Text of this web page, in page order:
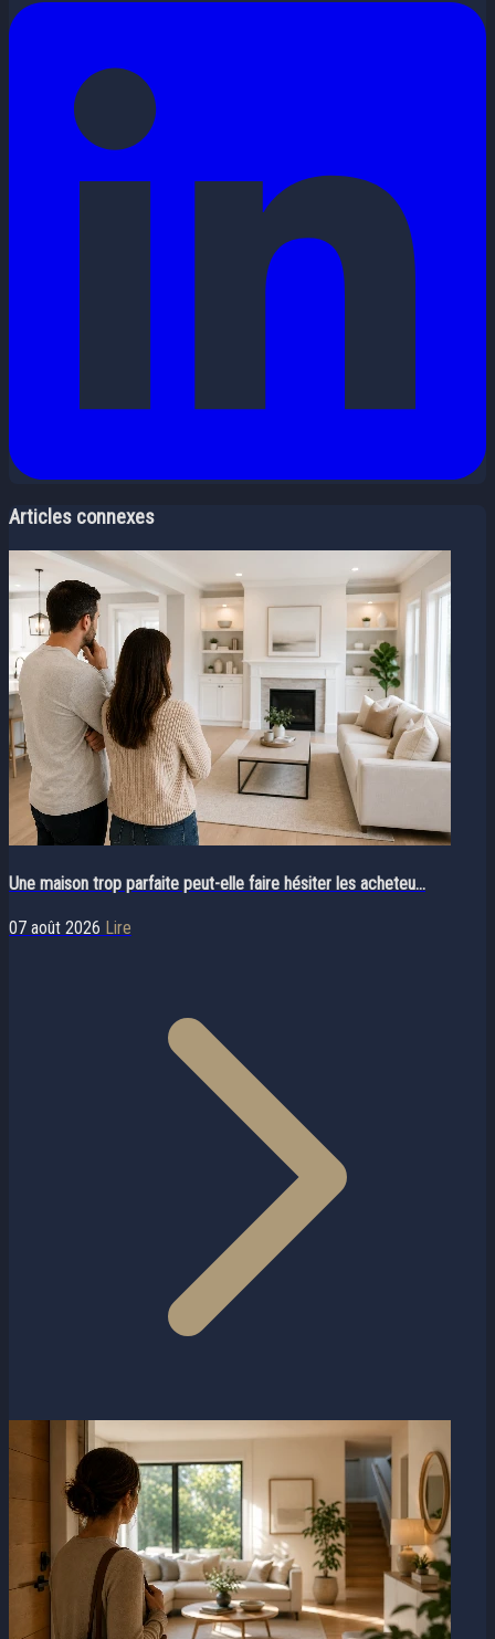
Articles connexes
Une maison trop parfaite peut-elle faire hésiter les acheteu...
07 août 2026 Lire